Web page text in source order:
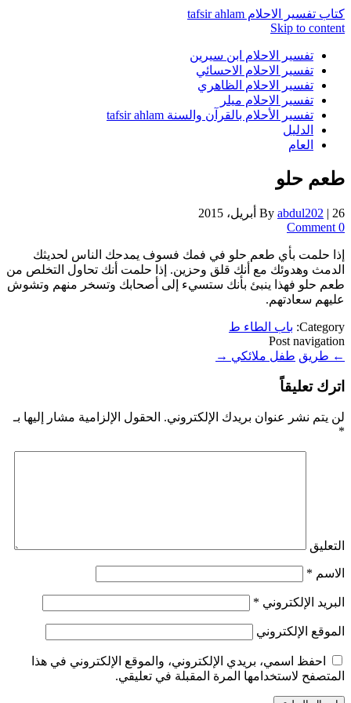
كتاب تفسير الاحلام tafsir ahlam
Skip to content
تفسير الاحلام ابن سيرين
تفسير الاحلام الاحسائي
تفسير الاحلام الظاهري
تفسير الاحلام ميلر
تفسير الأحلام بالقرآن والسنة tafsir ahlam
الدليل
العام
طعم حلو
By abdul202 | 26 أبريل، 2015
0 Comment
إذا حلمت بأي طعم حلو في فمك فسوف يمدحك الناس لحديثك
الدمث وهدوئك مع أنك قلق وحزين. إذا حلمت أنك تحاول التخلص من
طعم حلو فهذا ينبئ بأنك ستسيء إلى أصحابك وتسخر منهم وتشوش
عليهم سعادتهم.
Category: باب الطاء ط
Post navigation
← طريق طفل ملائكي →
اترك تعليقاً
لن يتم نشر عنوان بريدك الإلكتروني. الحقول الإلزامية مشار إليها بـ
*
التعليق
الاسم *
البريد الإلكتروني *
الموقع الإلكتروني
احفظ اسمي، بريدي الإلكتروني، والموقع الإلكتروني في هذا
المتصفح لاستخدامها المرة المقبلة في تعليقي.